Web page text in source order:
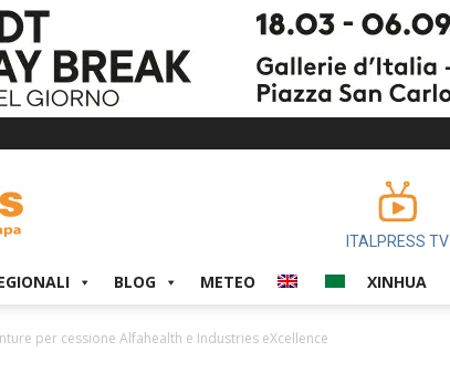
ITALPRESS TV
BLOG METEO XINHUA
per cessione Alfahealth e Industries eXcellence